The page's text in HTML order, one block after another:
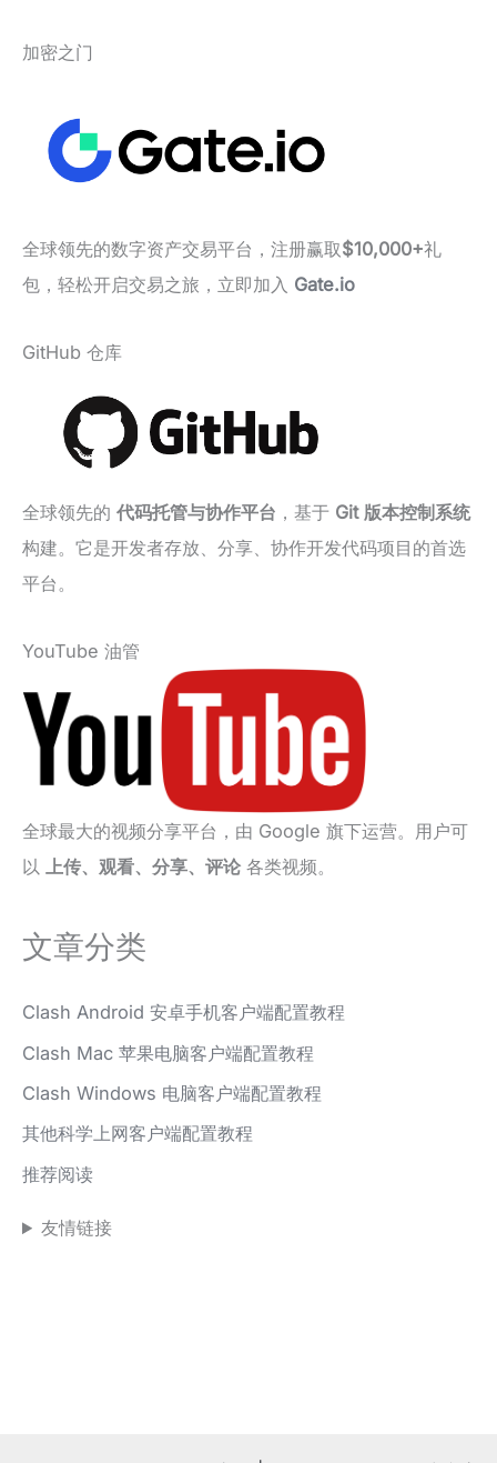
加密之门
全球领先的数字资产交易平台，注册赢取$10,000+礼
包，轻松开启交易之旅，立即加入 Gate.io
GitHub 仓库
全球领先的 代码托管与协作平台 ，基于 Git 版本控制系统
构建。它是开发者存放、分享、协作开发代码项目的首选
平台。
YouTube 油管
全球最大的视频分享平台，由 Google 旗下运营。用户可
以 上传、观看、分享、评论 各类视频。
文章分类
Clash Android 安卓手机客户端配置教程
Clash Mac 苹果电脑客户端配置教程
Clash Windows 电脑客户端配置教程
其他科学上网客户端配置教程
推荐阅读
友情链接